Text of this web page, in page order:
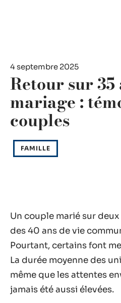
4 septembre 2025
Retour sur 35
mariage :
couples
FAMILLE
Un couple marié sur
des 40 ans de vie
Pourtant, certains font
La durée moyenne des
même que les attentes
jamais été aussi élevées.